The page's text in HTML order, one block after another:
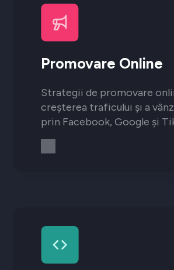
Promovare Online
Strategii de promovare
creșterea traficului și a
prin Facebook, Google și